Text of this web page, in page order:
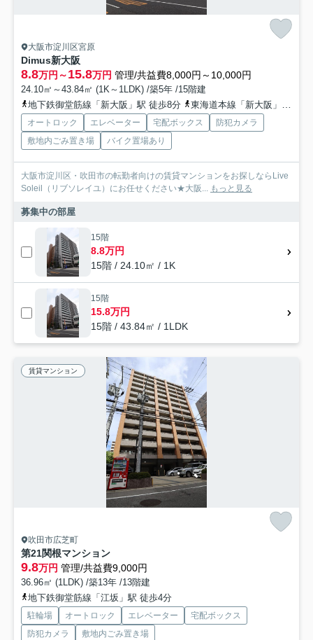
大阪市淀川区宮原
Dimus新大阪
8.8万円～15.8万円 管理/共益費8,000円～10,000円
24.10㎡～43.84㎡ (1K～1LDK) /築5年 /15階建
地下鉄御堂筋線「新大阪」駅 徒歩8分
東海道本線「新大阪」駅 徒歩9分
オートロック エレベーター 宅配ボックス
防犯カメラ
敷地内ごみ置き場
バイク置場あり
大阪市淀川区・吹田市の転勤者向けの賃貸マンションをお探しならLive
Soleil（リブソレイユ）にお任せください★大阪... もっと見る
募集中の部屋
15階
8.8万円
15階 / 24.10㎡ / 1K
15階
15.8万円
15階 / 43.84㎡ / 1LDK
賃貸マンション
吹田市広芝町
第21関根マンション
9.8万円 管理/共益費9,000円
36.96㎡ (1LDK) /築13年 /13階建
地下鉄御堂筋線「江坂」駅 徒歩4分
駐輪場 オートロック エレベーター
宅配ボックス
防犯カメラ
敷地内ごみ置き場